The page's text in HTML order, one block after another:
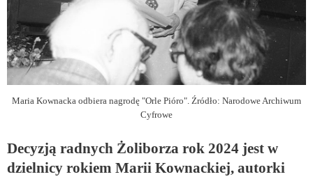
Maria Kownacka odbiera nagrodę "Orle Pióro". Źródło: Narodowe Archiwum
Cyfrowe
Decyzją radnych Żoliborza rok 2024 jest w
dzielnicy rokiem Marii Kownackiej, autorki